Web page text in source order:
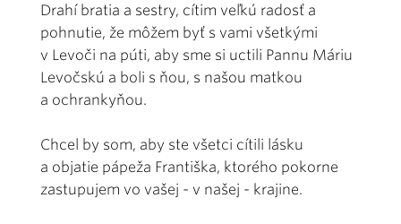
Drahí bratia a sestry, cítim veľkú radosť a
pohnutie, že môžem byť s vami všetkými
v Levoči na púti, aby sme si uctili Pannu Máriu
Levočskú a boli s ňou, s našou matkou
a ochrankyňou.
Chcel by som, aby ste všetci cítili lásku
a objatie pápeža Františka, ktorého pokorne
zastupujem vo vašej - v našej - krajine.